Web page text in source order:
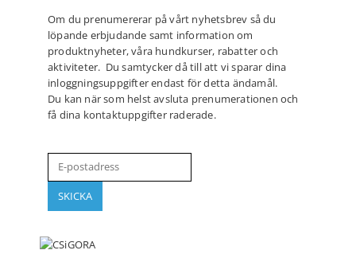
Om du prenumererar på vårt nyhetsbrev så du
löpande erbjudande samt information om
produktnyheter, våra hundkurser, rabatter och
aktiviteter. Du samtycker då till att vi sparar dina
inloggningsuppgifter endast för detta ändamål.
Du kan när som helst avsluta prenumerationen och
få dina kontaktuppgifter raderade.